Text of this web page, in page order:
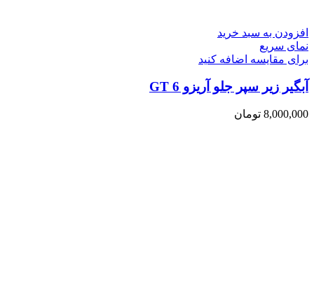
افزودن به سبد خرید
نمای سریع
برای مقایسه اضافه کنید
آبگیر زیر سپر جلو آریزو 6 GT
8,000,000 تومان